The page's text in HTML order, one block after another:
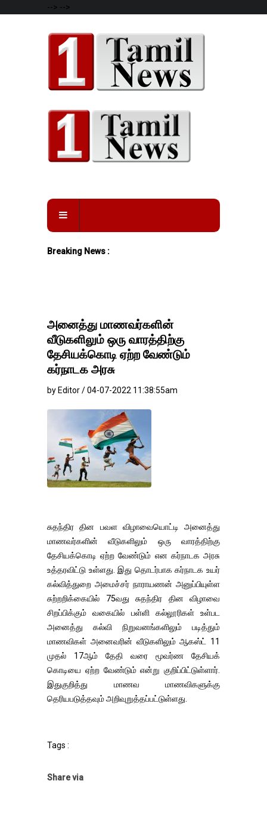
--> -->
Breaking News :
அனைத்து மாணவர்களின்
வீடுகளிலும் ஒரு வாரத்திற்கு
தேசியக்கொடி ஏற்ற வேண்டும்
கர்நாடக அரசு
by Editor / 04-07-2022 11:38:55am
சுதந்திர தின பவள விழாவையொட்டி அனைத்து
மாணவர்களின் வீடுகளிலும் ஒரு வாரத்திற்கு
தேசியக்கொடி ஏற்ற வேண்டும் என கர்நாடக அரசு
உத்தரவிட்டு உள்ளது. இது தொடர்பாக கர்நாடக உயர்
கல்வித்துறை அமைச்சர் நாராயணன் அனுப்பியுள்ள
சுற்றறிக்கையில் 75வது சுதந்திர தின விழாவை
சிறப்பிக்கும் வகையில் பள்ளி கல்லூரிகள் உள்பட
அனைத்து கல்வி நிறுவனங்களிலும் படித்தும்
மாணவிகள் அனைவரின் வீடுகளிலும் ஆகஸ்ட் 11
முதல் 17ஆம் தேதி வரை மூவர்ண தேசியக்
கொடியை ஏற்ற வேண்டும் என்று குறிப்பிட்டுள்ளார்.
இதுகுறித்து மாணவ மாணவிகளுக்கு
தெரியபடுத்தவும் அறிவுறுத்தப்பட்டுள்ளது.
Tags :
Share via